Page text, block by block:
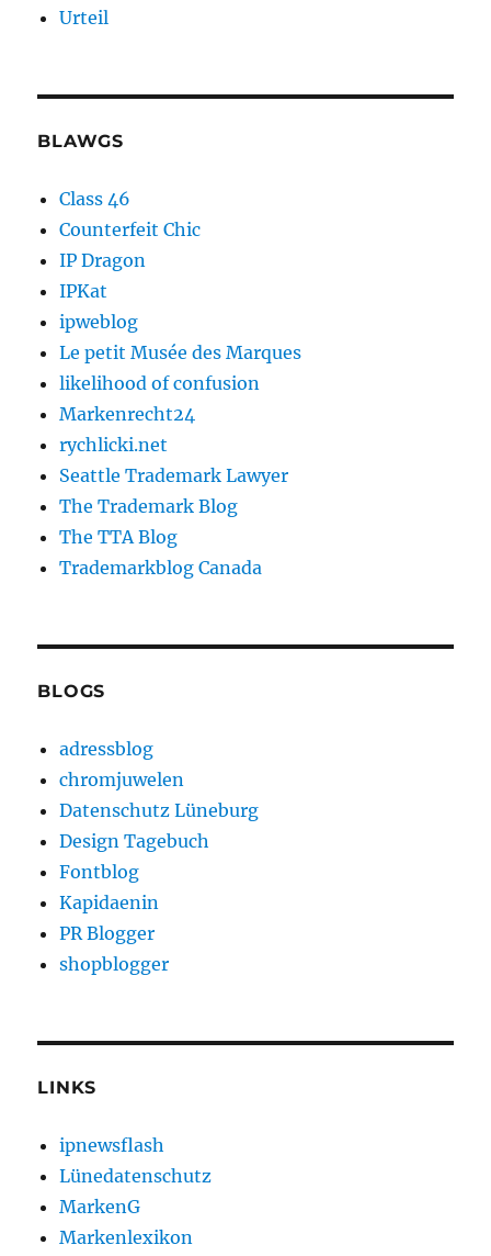
Urteil
BLAWGS
Class 46
Counterfeit Chic
IP Dragon
IPKat
ipweblog
Le petit Musée des Marques
likelihood of confusion
Markenrecht24
rychlicki.net
Seattle Trademark Lawyer
The Trademark Blog
The TTA Blog
Trademarkblog Canada
BLOGS
adressblog
chromjuwelen
Datenschutz Lüneburg
Design Tagebuch
Fontblog
Kapidaenin
PR Blogger
shopblogger
LINKS
ipnewsflash
Lünedatenschutz
MarkenG
Markenlexikon